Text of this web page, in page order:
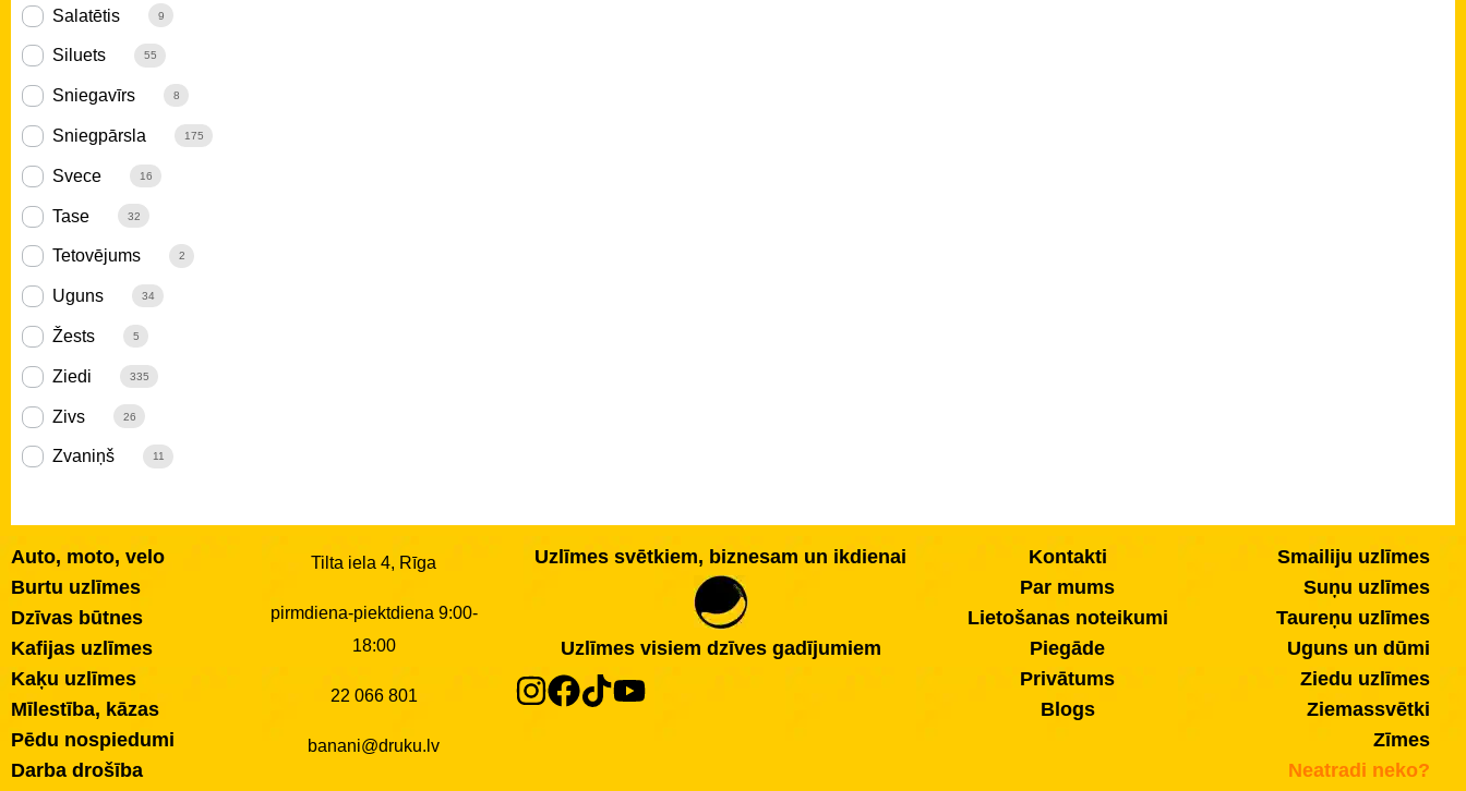
Salatētis 9
Siluets 55
Sniegavīrs 8
Sniegpārsla 175
Svece 16
Tase 32
Tetovējums 2
Uguns 34
Žests 5
Ziedi 335
Zivs 26
Zvaniņš 11
Auto, moto, velo
Burtu uzlīmes
Dzīvas būtnes
Kafijas uzlīmes
Kaķu uzlīmes
Mīlestība, kāzas
Pēdu nospiedumi
Darba drošība
Tilta iela 4, Rīga
pirmdiena-piektdiena 9:00-
18:00
22 066 801
banani@druku.lv
Uzlīmes svētkiem, biznesam un ikdienai
Uzlīmes visiem dzīves gadījumiem
Kontakti
Par mums
Lietošanas noteikumi
Piegāde
Privātums
Blogs
Smailiju uzlīmes
Suņu uzlīmes
Taureņu uzlīmes
Uguns un dūmi
Ziedu uzlīmes
Ziemassvētki
Zīmes
Neatradi neko?